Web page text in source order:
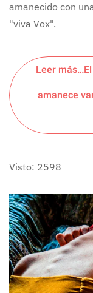
amanecido con
"viva Vox".
Leer
amanece
Visto: 2598